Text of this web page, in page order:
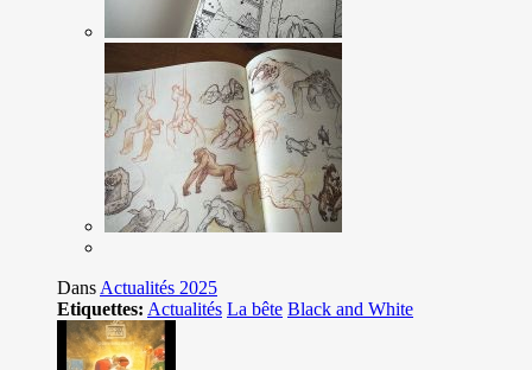
Dans Actualités 2025
Etiquettes: Actualités La bête Black and White